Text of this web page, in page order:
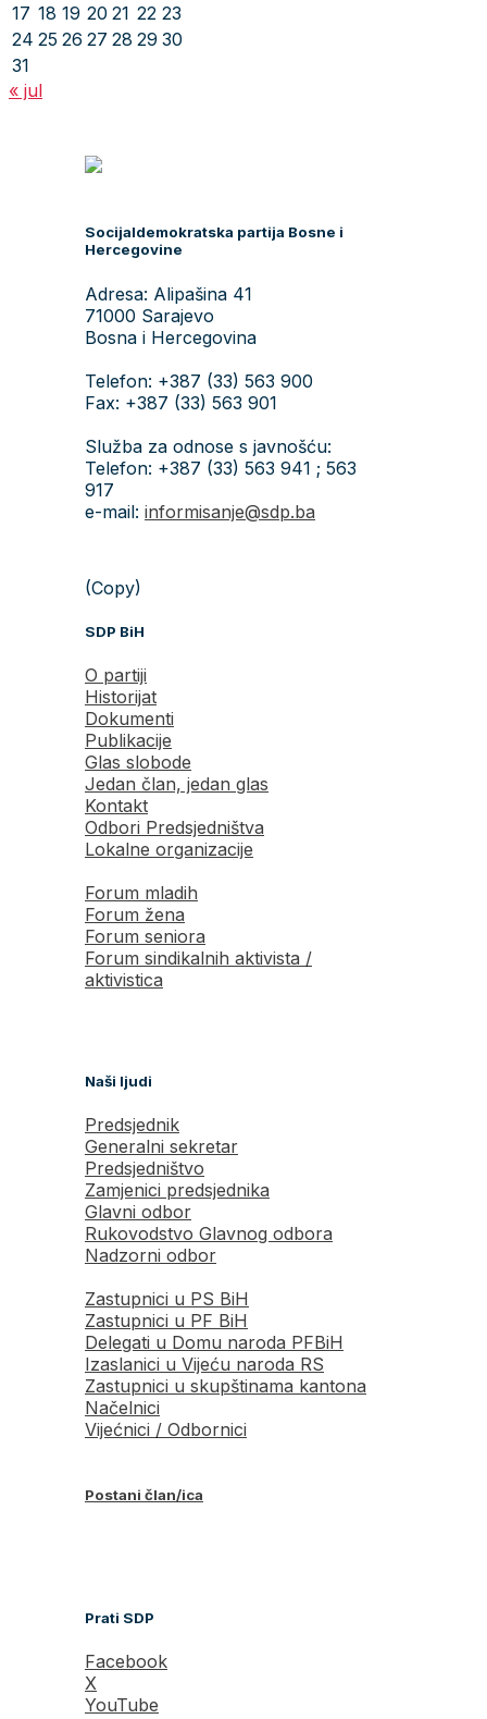
17 18 19 20 21 22 23
24 25 26 27 28 29 30
31
« jul
Socijaldemokratska partija Bosne i
Hercegovine
Adresa: Alipašina 41
71000 Sarajevo
Bosna i Hercegovina
Telefon: +387 (33) 563 900
Fax: +387 (33) 563 901
Služba za odnose s javnošću:
Telefon: +387 (33) 563 941 ; 563
917
e-mail: informisanje@sdp.ba
(Copy)
SDP BiH
O partiji
Historijat
Dokumenti
Publikacije
Glas slobode
Jedan član, jedan glas
Kontakt
Odbori Predsjedništva
Lokalne organizacije
Forum mladih
Forum žena
Forum seniora
Forum sindikalnih aktivista /
aktivistica
Naši ljudi
Predsjednik
Generalni sekretar
Predsjedništvo
Zamjenici predsjednika
Glavni odbor
Rukovodstvo Glavnog odbora
Nadzorni odbor
Zastupnici u PS BiH
Zastupnici u PF BiH
Delegati u Domu naroda PFBiH
Izaslanici u Vijeću naroda RS
Zastupnici u skupštinama kantona
Načelnici
Vijećnici / Odbornici
Postani član/ica
Prati SDP
Facebook
X
YouTube